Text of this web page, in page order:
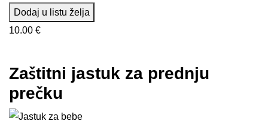
Dodaj u listu želja
10.00 €
Zaštitni jastuk za prednju
prečku